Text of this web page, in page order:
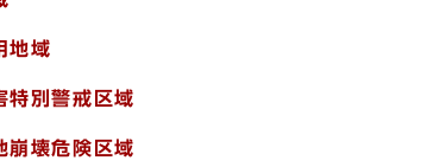
域
別警戒区域
壊危険区域